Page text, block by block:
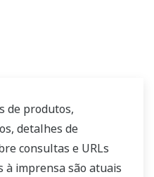
de produtos,
detalhes de
consultas e URLs
à imprensa são atuais